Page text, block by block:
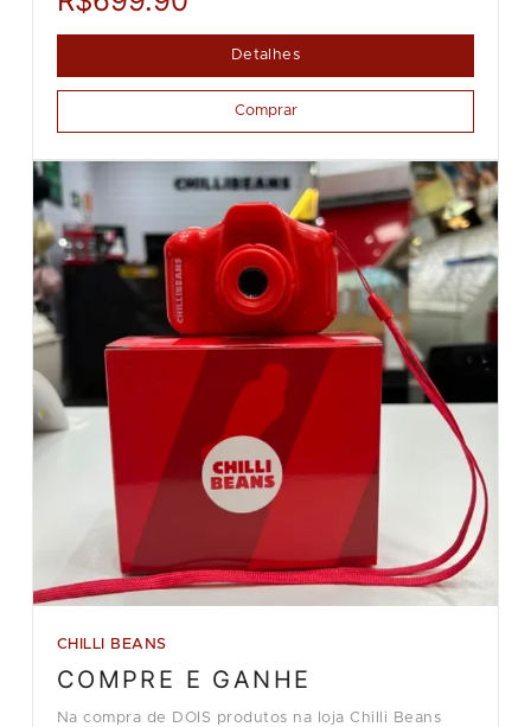
Detalhes
Comprar
CHILLI BEANS
COMPRE E GANHE
Na compra de DOIS produtos na loja Chilli Beans